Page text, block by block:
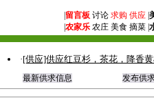
留言板 讨论 求购 供应
农家乐 农庄 美食 摘菜 |
·[供应]供应红豆杉，茶花，降香
最新供求信息 发布供